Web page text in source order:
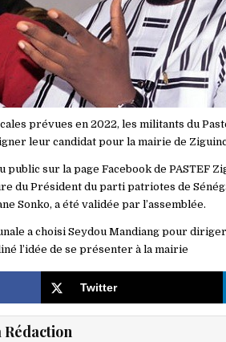
prévues en 2022, les militants du
leur candidat pour la mairie de
public sur la page Facebook de PASTEF
du Président du parti patriotes de
Sonko, a été validée par l’assemblée.
a choisi Seydou Mandiang pour
l’idée de se présenter à la mairie
Twitter
Rédaction